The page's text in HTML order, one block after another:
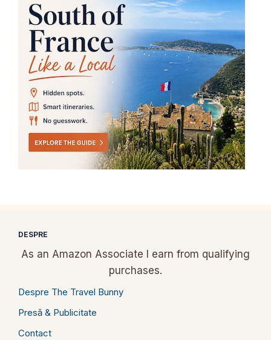
DESPRE
As an Amazon Associate I earn from qualifying
purchases.
Despre The Travel Bunny
Presă & Publicitate
Contact